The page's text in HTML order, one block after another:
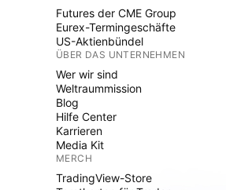
Futures der CME Group
Eurex-Termingeschäfte
US-Aktienbündel
ÜBER DAS UNTERNEHMEN
Wer wir sind
Weltraummission
Blog
Hilfe Center
Karrieren
Media Kit
MERCH
TradingView-Store